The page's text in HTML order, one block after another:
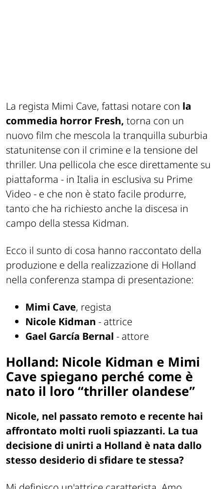
La regista Mimi Cave, fattasi notare con la
commedia horror Fresh, torna con un
nuovo film che mescola la tranquilla suburbia
statunitense con il crimine e la tensione del
thriller. Una pellicola che esce direttamente su
piattaforma - in Italia in esclusiva su Prime
Video - e che non è stato facile produrre,
tanto che ha richiesto anche la discesa in
campo della stessa Kidman.
Ecco il sunto di cosa hanno raccontato della
produzione e della realizzazione di Holland
nella conferenza stampa di presentazione:
Mimi Cave, regista
Nicole Kidman - attrice
Gael García Bernal - attore
Holland: Nicole Kidman e Mimi
Cave spiegano perché come è
nato il loro “thriller olandese”
Nicole, nel passato remoto e recente hai
affrontato molti ruoli spiazzanti. La tua
decisione di unirti a Holland è nata dallo
stesso desiderio di sfidare te stessa?